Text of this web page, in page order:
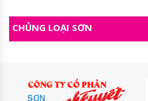
CHỦNG LOẠI SƠN